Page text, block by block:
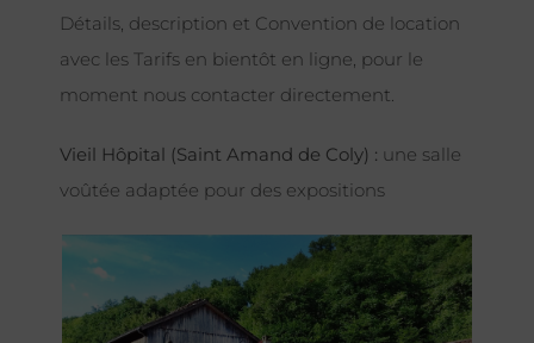
Détails, description et Convention de location
avec les Tarifs en bientôt en ligne, pour le
moment nous contacter directement.
Vieil Hôpital (Saint Amand de Coly) : une salle
voûtée adaptée pour des expositions